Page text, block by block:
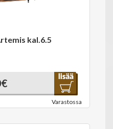
kal.6.5
Varastossa